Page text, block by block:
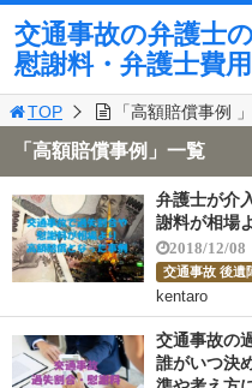
交通事故の弁護士
慰謝料・弁護士費
TOP 「高額賠償事例
「高額賠償事例」一覧
弁護士が介
謝料が相場
2018/12/08
交通事故 後遺
kentaro
交通事故の
誰がいつ決